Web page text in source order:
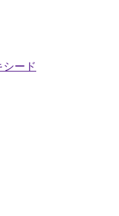
シード